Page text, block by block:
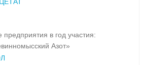
предприятия в год участия:
Азот»